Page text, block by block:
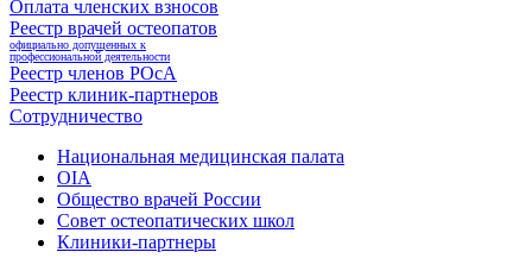
Оплата членских взносов
Реестр врачей остеопатов
официально допущенных к
профессиональной деятельности
Реестр членов РОсА
Реестр клиник-партнеров
Сотрудничество
Национальная медицинская палата
OIA
Общество врачей России
Совет остеопатических школ
Клиники-партнеры